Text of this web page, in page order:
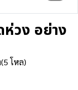
ห่วง อย่าง
โหล)